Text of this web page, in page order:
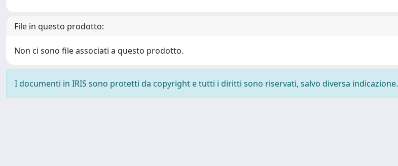
File in questo prodotto:
Non ci sono file associati a questo prodotto.
I documenti in IRIS sono protetti da copyright e tutti i diritti sono riservati, salvo diversa indicazione.